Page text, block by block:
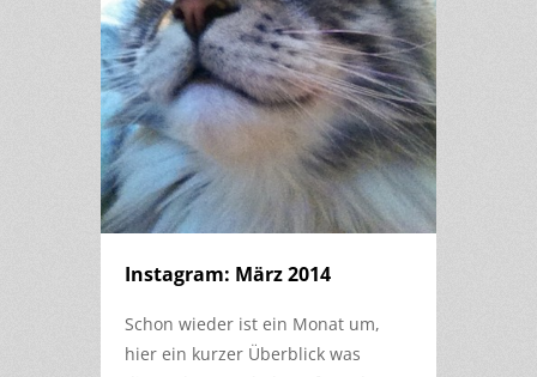
Instagram: März 2014
Schon wieder ist ein Monat um,
hier ein kurzer Überblick was